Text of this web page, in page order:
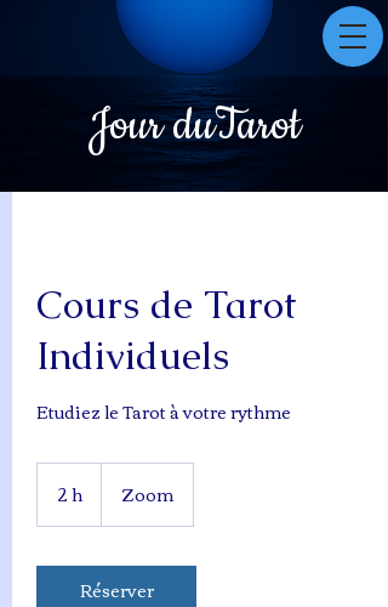
Jour duTarot
Cours de Tarot
Individuels
Etudiez le Tarot à votre rythme
2 h Zoom
Réserver